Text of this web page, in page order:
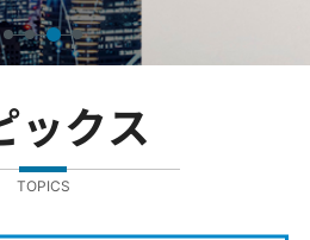
ックス
TOPICS